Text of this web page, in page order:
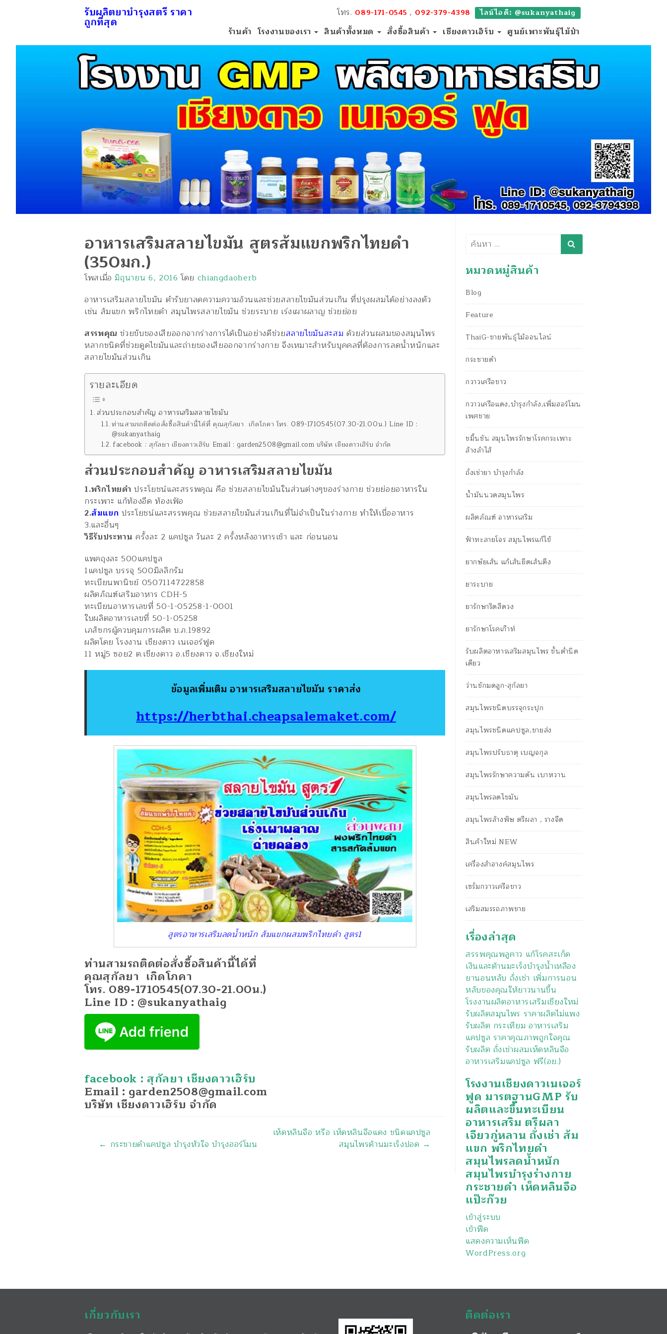
รับผลิตยาบำรุงสตรี ราคา
ถูกที่สุด
โทร. 089-171-0545 , 092-379-4398 ไลน์ไอดี: @sukanyathaig
ร้านค้า โรงงานของเรา สินค้าทั้งหมด สั่งซื้อสินค้า เชียงดาวเฮิร์บ ศูนย์เพาะพันธุ์ไม้ป่า
อาหารเสริมสลายไขมัน สูตรส้มแขกพริกไทยดำ
(350มก.)
โพสเมื่อ มิถุนายน 6, 2016 โดย chiangdaoherb
อาหารเสริมสลายไขมัน ตำรับยาลดความความอ้วนและช่วยสลายไขมันส่วนเกิน ที่ปรุงผสมได้อย่างลงตัว
เช่น ส้มแขก พริกไทยดำ สมุนไพรสลายไขมัน ช่วยระบาย เร่งเผาผลาญ ช่วยย่อย
สรรพคุณ ช่วยขับของเสียออกจากร่างการได้เป็นอย่างดีช่วยสลายไขมันสะสม ด้วยส่วนผสมของสมุนไพร
หลากชนิดที่ช่วยดูดไขมันและถ่ายของเสียออกจากร่างกาย จึงเหมาะสำหรับบุคคลที่ต้องการลดน้ำหนักและ
สลายไขมันส่วนเกิน
รายละเอียด
ส่วนประกอบสำคัญ อาหารเสริมสลายไขมัน
ท่านสามรถติดต่อสั่งซื้อสินค้านี้ได้ที่ คุณสุกัลยา เกิดโภคา โทร. 089-1710545(07.30-21.00น.) Line ID :
@sukanyathaig
facebook : สุกัลยา เชียงดาวเฮิร์บ Email : garden2508@gmail.com บริษัท เชียงดาวเฮิร์บ จำกัด
ส่วนประกอบสำคัญ อาหารเสริมสลายไขมัน
1.พริกไทยดำ ประโยชน์และสรรพคุณ คือ ช่วยสลายไขมันในส่วนต่างๆของร่างกาย ช่วยย่อยอาหารใน
กระเพาะ แก้ท้องอืด ท้องเฟ้อ
2.ส้มแขก ประโยชน์และสรรพคุณ ช่วยสลายไขมันส่วนเกินที่ไม่จำเป็นในร่างกาย ทำให้เบื่ออาหาร
3.และอื่นๆ
วิธีรับประทาน ครั้งละ 2 แคปซูล วันละ 2 ครั้งหลังอาหารเช้า และ ก่อนนอน
แพคถุงละ 500แคปซูล
1แคปซูล บรรจุ 500มิลลิกรัม
ทะเบียนพานิชย์ 0507114722858
ผลิตภัณฑ์เสริมอาหาร CDH-5
ทะเบียนอาหารเลขที่ 50-1-05258-1-0001
ใบผลิตอาหารเลขที่ 50-1-05258
เภสัชกรผู้ควบคุมการผลิต บ.ภ.19892
ผลิตโดย โรงงาน เชียงดาว เนเจอร์ฟูด
11 หมู่5 ซอย2 ต.เชียงดาว อ.เชียงดาว จ.เชียงใหม่
ข้อมูลเพิ่มเติม อาหารเสริมสลายไขมัน ราคาส่ง
https://herbthai.cheapsalemaket.com/
สูตรอาหารเสริมลดน้ำหนัก ส้มแขกผสมพริกไทยดำ สูตร1
ท่านสามรถติดต่อสั่งซื้อสินค้านี้ได้ที่
คุณสุกัลยา เกิดโภคา
โทร. 089-1710545(07.30-21.00น.)
Line ID : @sukanyathaig
facebook : สุกัลยา เชียงดาวเฮิร์บ
Email : garden2508@gmail.com
บริษัท เชียงดาวเฮิร์บ จำกัด
← กระชายดำแคปซูล บำรุงหัวใจ บำรุงฮอร์โมน
เห็ดหลินจือ หรือ เห็ดหลินจือแดง ชนิดแคปซูล
สมุนไพรต้านมะเร็งปอด →
ค้นหา
หมวดหมู่สินค้า
Blog
Feature
ThaiG-ขายพันธุ์ไม้ออนไลน์
กระชายดำ
กวาวเครือขาว
กวาวเครือแดง,บำรุงกำลัง,เพิ่มฮอร์โมน
เพศชาย
ขมิ้นชัน สมุนไพรรักษาโรคกระเพาะ
ล้างลำไส้
ถั่งเช่ายา บำรุงกำลัง
น้ำมันนวดสมุนไพร
ผลิตภัณฑ์ อาหารเสริม
ฟ้าทะลายโจร สมุนไพรแก้ไข้
ยากษัยเส้น แก้เส้นยึดเส้นตึง
ยาระบาย
ยารักษาริดสีดวง
ยารักษาโรคเก๊าท์
รับผลิตอาหารเสริมสมุนไพร ขั้นต่ำนิด
เดียว
ว่านชักมดลูก-สุกัลยา
สมุนไพรชนิดบรรจุกระปุก
สมุนไพรชนิดแคปซูล,ขายส่ง
สมุนไพรปรับธาตุ เบญจกุล
สมุนไพรรักษาความดัน เบาหวาน
สมุนไพรลดไขมัน
สมุนไพรล้างพิษ ตรีผลา , รางจืด
สินค้าใหม่ NEW
เครื่องสำอางค์สมุนไพร
เซรั่มกวาวเครือขาว
เสริมสมรรถภาพชาย
เรื่องล่าสุด
สรรพคุณพลูคาว แก้โรคสะเก็ด
เงินและต้านมะเร็งบำรุงน้ำเหลือง
ยานอนหลับ ถั่งเช่า เพิ่มการนอน
หลับของคุณให้ยาวนานขึ้น
โรงงานผลิตอาหารเสริมเชียงใหม่
รับผลิตสมุนไพร ราคาผลิตไม่แพง
รับผลิต กระเทียม อาหารเสริม
แคปซูล ราคาคุณภาพถูกใจคุณ
รับผลิต ถั่งเช่าผสมเห็ดหลินจือ
อาหารเสริมแคปซูล ฟรี(อย.)
โรงงานเชียงดาวเนเจอร์
ฟูด มารตฐานGMP รับ
ผลิตและขึ้นทะเบียน
อาหารเสริม ตรีผลา
เจียวกู่หลาน ถั่งเช่า ส้ม
แขก พริกไทยดำ
สมุนไพรลดน้ำหนัก
สมุนไพรบำรุงร่างกาย
กระชายดำ เห็ดหลินจือ
แป๊ะก๊วย
เข้าสู่ระบบ
เข้าฟีด
แสดงความเห็นฟีด
WordPress.org
เกี่ยวกับเรา
ติดต่อเรา